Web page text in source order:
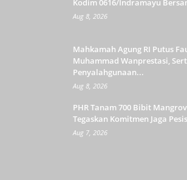
Kodim 0616/Indramayu
Aug 8, 2026
Mahkamah Agung RI Putus
Muhammad Wanprestasi,
Penyalahgunaan...
Aug 8, 2026
PHR Tanam 700 Bibit
Tegaskan Komitmen Jaga
Aug 7, 2026